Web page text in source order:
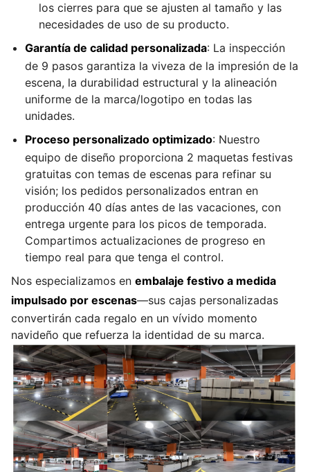
los cierres para que se ajusten al tamaño y las
necesidades de uso de su producto.
Garantía de calidad personalizada: La inspección
de 9 pasos garantiza la viveza de la impresión de la
escena, la durabilidad estructural y la alineación
uniforme de la marca/logotipo en todas las
unidades.
Proceso personalizado optimizado: Nuestro
equipo de diseño proporciona 2 maquetas festivas
gratuitas con temas de escenas para refinar su
visión; los pedidos personalizados entran en
producción 40 días antes de las vacaciones, con
entrega urgente para los picos de temporada.
Compartimos actualizaciones de progreso en
tiempo real para que tenga el control.
Nos especializamos en embalaje festivo a medida
impulsado por escenas—sus cajas personalizadas
convertirán cada regalo en un vívido momento
navideño que refuerza la identidad de su marca.